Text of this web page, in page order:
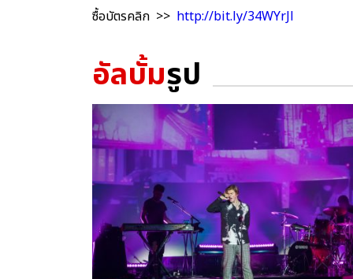
ซื้อบัตรคลิก >> http://bit.ly/34WYrJl
อัลบั้มรูป